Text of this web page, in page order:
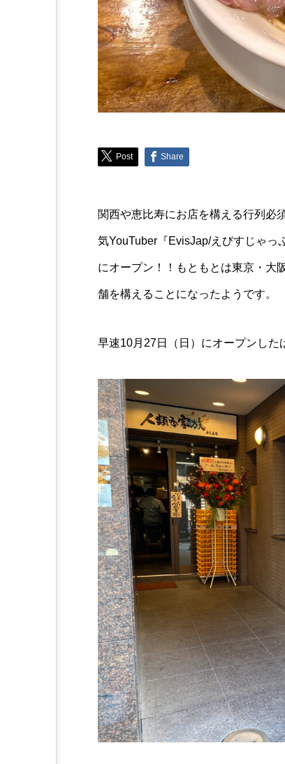
Post Share
関西や恵比寿にお店を構える行列必
気YouTuber『EvisJap/えびすじゃっ
にオープン！！もともとは東京・大
舗を構えることになったようです。
早速10月27日（日）にオープンした
Trend